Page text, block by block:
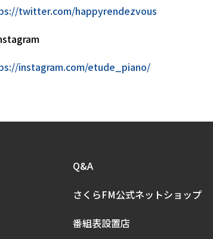
twitter.com/happyrendezvous
instagram.com/etude_piano/
Q&A
さくらFM公式ネットショップ
番組表設置店